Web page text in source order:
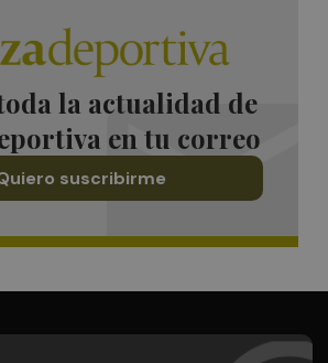
la actualidad de
en tu correo
suscribirme